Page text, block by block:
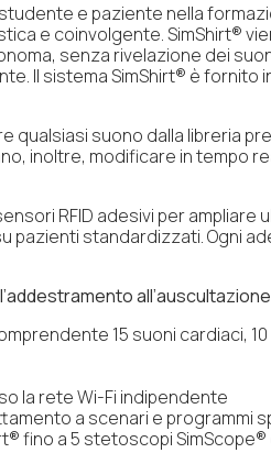
e paziente nella
e coinvolgente. SimShirt®
senza rivelazione dei
Il sistema SimShirt® è
suono dalla libreria
inoltre, modificare in tempo
RFID adesivi per
pazienti standardizzati. Ogni
15 suoni cardiaci,
la rete Wi-Fi indipendente
a scenari e programmi
fino a 5 stetoscopi